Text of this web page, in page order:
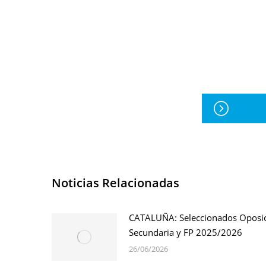
Noticias Relacionadas
CATALUÑA: Seleccionados
Secundaria y FP 2025/2026
26/06/2026